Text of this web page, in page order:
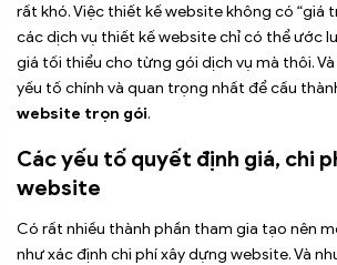
rất khó. Việc thiết kế website không có “giá
các dịch vụ thiết kế website chỉ có thể ước
giá tối thiểu cho từng gói dịch vụ mà thôi.
yếu tố chính và quan trọng nhất để cấu
website trọn gói.
Các yếu tố quyết định giá, chi
website
Có rất nhiều thành phần tham gia tạo nên
như xác định chi phí xây dựng website. Và